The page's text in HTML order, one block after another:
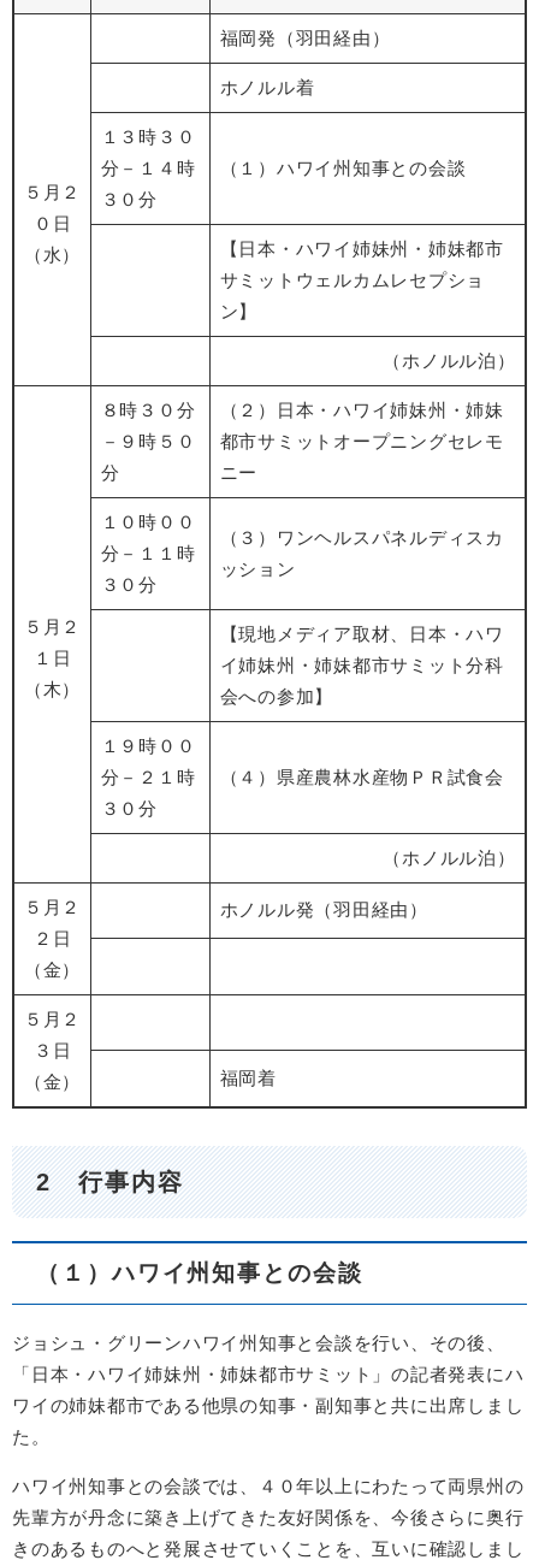
５月２
０日
（水）
福岡発（羽田経由）
ホノルル着
１３時３０
分－１４時
３０分
（１）ハワイ州知事との会談
【日本・ハワイ姉妹州・姉妹都市
サミットウェルカムレセプショ
ン】
（ホノルル泊）
５月２
１日
（木）
８時３０分
－９時５０
分
（２）日本・ハワイ姉妹州・姉妹
都市サミットオープニングセレモ
ニー
１０時００
分－１１時
３０分
（３）ワンヘルスパネルディスカ
ッション
【現地メディア取材、日本・ハワ
イ姉妹州・姉妹都市サミット分科
会への参加】
１９時００
分－２１時
３０分
（４）県産農林水産物ＰＲ試食会
（ホノルル泊）
５月２
２日
（金）
ホノルル発（羽田経由）
５月２
３日
（金）
福岡着
2 行事内容
（１）ハワイ州知事との会談
ジョシュ・グリーンハワイ州知事と会談を行い、その後、
「日本・ハワイ姉妹州・姉妹都市サミット」の記者発表にハ
ワイの姉妹都市である他県の知事・副知事と共に出席しまし
た。
ハワイ州知事との会談では、４０年以上にわたって両県州の
先輩方が丹念に築き上げてきた友好関係を、今後さらに奥行
きのあるものへと発展させていくことを、互いに確認しまし